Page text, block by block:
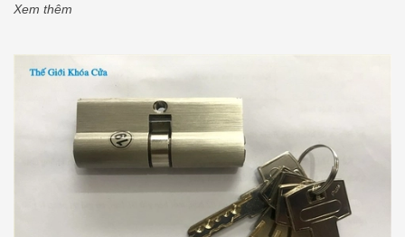
Xem thêm